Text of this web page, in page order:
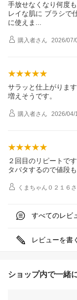
手放せなくなり何度
レイな肌に ブラシで
に使え ま
購入者さん 2026/07/
サラッと仕上がりま
増えそうです。
購入者さん 2026/04/
２回目のリピートで
タバタするので値段
くまちゃん０２１６
すべてのレビ
レビューを書く
ショップ内で一緒